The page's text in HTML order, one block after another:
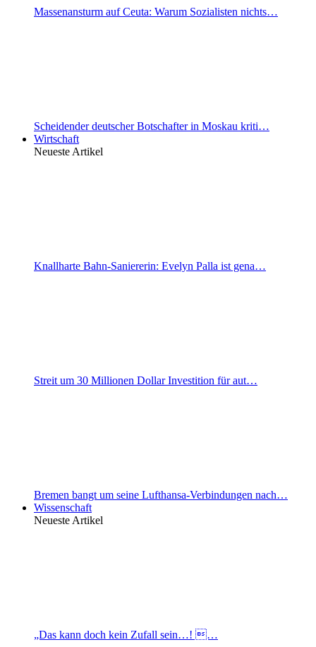
Massenansturm auf Ceuta: Warum Sozialisten nichts…
Scheidender deutscher Botschafter in Moskau kriti…
Wirtschaft
Neueste Artikel
Knallharte Bahn-Saniererin: Evelyn Palla ist gena…
Streit um 30 Millionen Dollar Investition für aut…
Bremen bangt um seine Lufthansa-Verbindungen nach…
Wissenschaft
Neueste Artikel
„Das kann doch kein Zufall sein…! …